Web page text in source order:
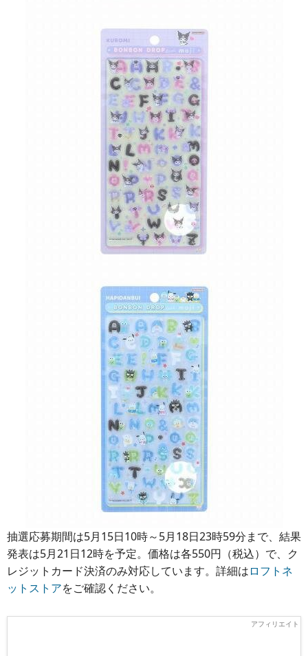
抽選応募期間は5月15日10時～5月18日23時59分まで、結果
発表は5月21日12時を予定。価格は各550円（税込）で、ク
レジットカード決済のみ対応しています。詳細はロフトネ
ットストアをご確認ください。